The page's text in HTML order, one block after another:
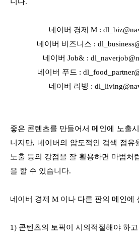
네이버 경제 M :
네이버 비즈니스 :
네이버 Job& :
네이버 푸드 :
네이버 리빙 :
좋은 콘텐츠를 만들어서 메인에 노출
니지만, 네이버의 압도적인 검색 점유
노출 등의 강점을 잘 활용하면 마법처
을 할 수 있습니다.
네이버 경제 M 이나 다른 판의 메인에
1) 콘텐츠의 토픽이 시의적절해야 하고